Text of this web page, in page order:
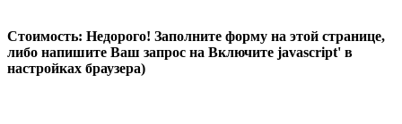
Стоимость: Недорого! Заполните форму на этой странице,
либо напишите Ваш запрос на Включите javascript' в
настройках браузера)